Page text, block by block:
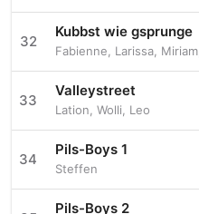
32
Kubbst wie gsprunge
Fabienne Larissa Miriam
33
Valleystreet
Lation Wolli Leo
34
Pils-Boys 1
Steffen
Pils-Boys 2